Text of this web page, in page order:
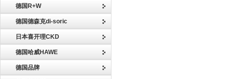
德国R+W
德国德森克di-soric
日本喜开理CKD
德国哈威HAWE
德国品牌